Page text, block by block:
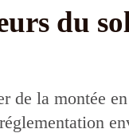
du
la montée